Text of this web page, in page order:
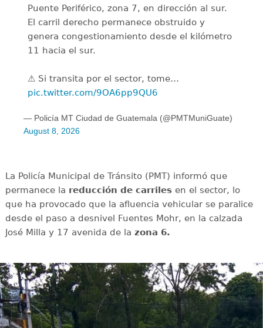
Puente Periférico, zona 7, en dirección al sur.
El carril derecho permanece obstruido y
genera congestionamiento desde el kilómetro
11 hacia el sur.
⚠️ Si transita por el sector, tome…
pic.twitter.com/9OA6pp9QU6
— Policía MT Ciudad de Guatemala (@PMTMuniGuate)
August 8, 2026
La Policía Municipal de Tránsito (PMT) informó que
permanece la reducción de carrilesen el sector, lo
que ha provocado que la afluencia vehicular se paralice
desde el paso a desnivel Fuentes Mohr, en la calzada
José Milla y 17 avenida de la zona 6.